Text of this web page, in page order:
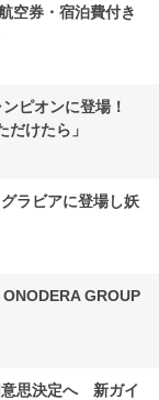
空券・宿泊費付き
ピオンに登場！
だけたら」
ラビアに登場し妖
GROUP
意思決定へ 新ガイ